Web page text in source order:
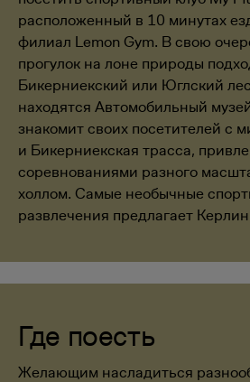
расположенный в 10 минутах
филиал Lemon Gym. В свою
прогулок на лоне природы
Бикерниекский или Юглский
находятся Автомобильный
знакомит своих посетителей с
и Бикерниекская трасса,
соревнованиями разного
холлом. Самые необычные
развлечения предлагает
Где поесть
Желающим насладиться